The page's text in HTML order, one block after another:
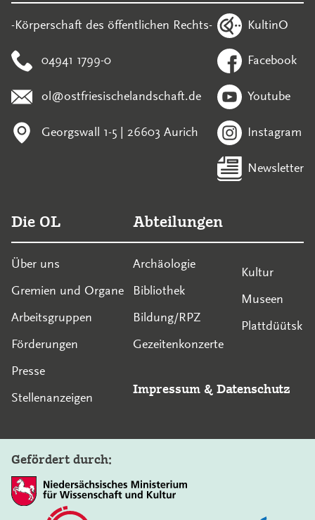
-Körperschaft des öffentlichen Rechts-
04941 1799-0
ol@ostfriesischelandschaft.de
Georgswall 1-5 | 26603 Aurich
KultinO
Facebook
Youtube
Instagram
Newsletter
Die OL
Über uns
Gremien und Organe
Arbeitsgruppen
Förderungen
Presse
Stellenanzeigen
Abteilungen
Archäologie
Bibliothek
Bildung/RPZ
Gezeitenkonzerte
Kultur
Museen
Plattdüütsk
Impressum & Datenschutz
Gefördert durch: